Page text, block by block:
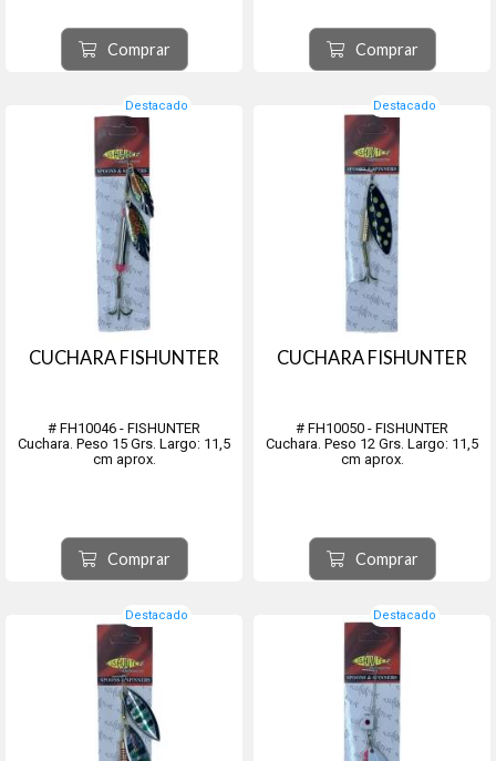
Comprar Comprar
Destacado
CUCHARA FISHUNTER
# FH10046 - FISHUNTER
Cuchara. Peso 15 Grs. Largo: 11,5
cm aprox.
Comprar
Destacado
CUCHARA FISHUNTER
# FH10050 - FISHUNTER
Cuchara. Peso 12 Grs. Largo: 11,5
cm aprox.
Comprar
Destacado Destacado